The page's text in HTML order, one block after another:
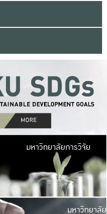
มหาวิ
มีพื้นที่เขียวสดใส
เป็นป่าในเมือง เกษต
มหาวิทยาลัยการวิจัย
มหาวิ
มหาวิทยาลัย